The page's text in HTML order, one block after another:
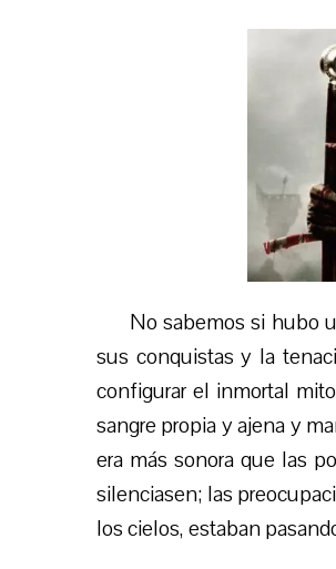
No sabemos si hubo
sus conquistas y la
configurar el inmortal
sangre propia y ajena y
era más sonora que las
silenciasen; las
los cielos, estaban